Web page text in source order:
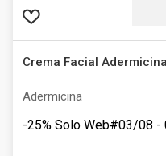
Crema Facial
Adermicina
-25% Solo Web#03/08 -